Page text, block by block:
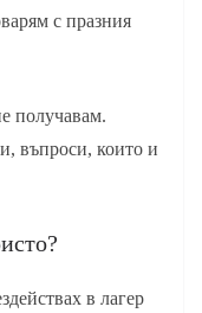
с празния
получавам.
въпроси, които и
в лагер